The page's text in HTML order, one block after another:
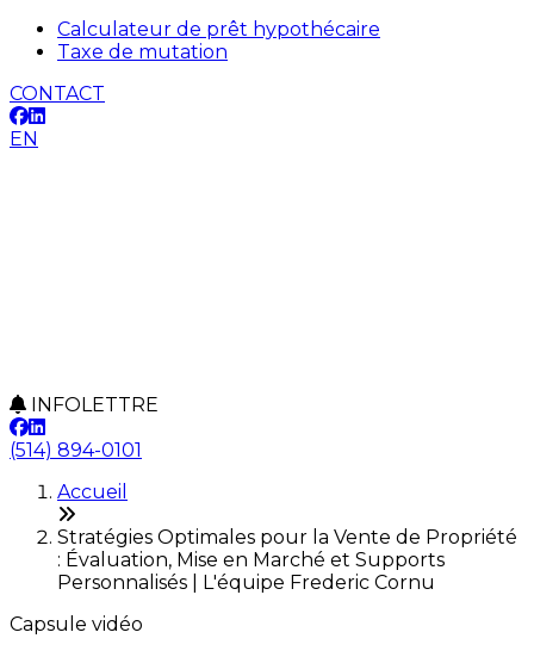
Calculateur de prêt hypothécaire
Taxe de mutation
CONTACT
EN
INFOLETTRE
(514) 894-0101
Accueil
Stratégies Optimales pour la Vente de Propriété
: Évaluation, Mise en Marché et Supports
Personnalisés | L'équipe Frederic Cornu
Capsule vidéo